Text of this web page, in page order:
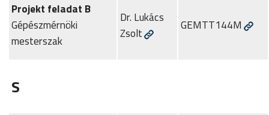
Projekt feladat B
Gépészmérnöki
mesterszak
Dr. Lukács
Zsolt
GEMTT144M
S